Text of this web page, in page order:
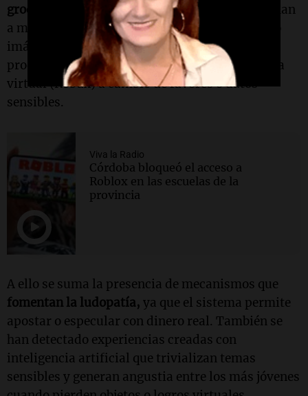
grooming,
una práctica en la que adultos engañan
a menores para obtener información personal o
imágenes. En Roblox, esta manipulación suele
producirse mediante el ofrecimiento de moneda
virtual (Robux) a cambio de favores o datos
sensibles.
Viva la Radio
Córdoba bloqueó el acceso a
Roblox en las escuelas de la
provincia
A ello se suma la presencia de mecanismos que
fomentan la ludopatía, ya que el sistema permite
apostar o especular con dinero real. También se
han detectado experiencias creadas con
inteligencia artificial que trivializan temas
sensibles y generan angustia entre los más jóvenes